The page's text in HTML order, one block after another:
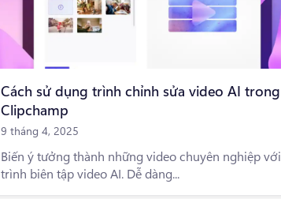
Cách sử dụng trình chỉnh sửa video AI trong
Clipchamp
9 tháng 4, 2025
Biến ý tưởng thành những video chuyên nghiệp với
trình biên tập video AI. Dễ dàng...